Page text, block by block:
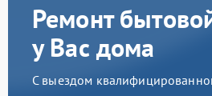
Ремонт
у Вас дома
С выездом